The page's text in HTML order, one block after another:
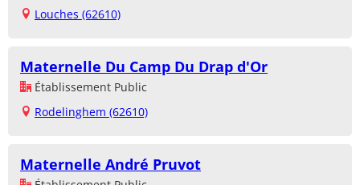
Louches (62610)
Maternelle Du Camp Du Drap d'Or
Établissement Public
Rodelinghem (62610)
Maternelle André Pruvot